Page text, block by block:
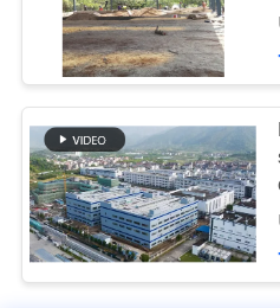
PLAN
DU
SITE
POLITIQUE
DE